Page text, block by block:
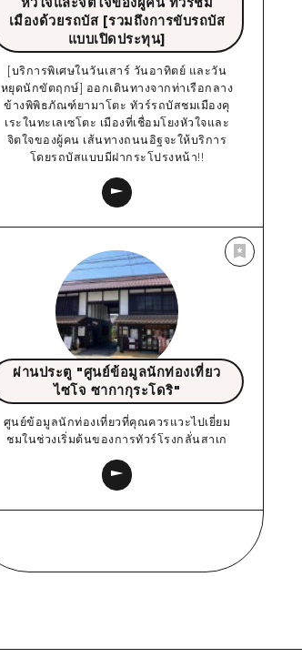
เมืองด้วยรถบัส [รวมถึงการขับรถบัส
แบบเปิดประทุน]
[บริการพิเศษในวันเสาร์ วันอาทิตย์ และวัน
หยุดนักขัตฤกษ์] ออกเดินทางจากท่าเรือกลาง
ข้างพิพิธภัณฑ์ยามาโตะ ทัวร์รถบัสชมเมืองคุ
เระในทะเลเซโตะ เมืองที่เชื่อมโยงหัวใจและ
จิตใจของผู้คน เส้นทางถนนอิฐจะให้บริการ
โดยรถบัสแบบมีฝากระโปรงหน้า!!
ผ่านประตู "ศูนย์ข้อมูลนักท่องเที่ยว
ไซโจ ซากากุระโดริ"
ศูนย์ข้อมูลนักท่องเที่ยวที่คุณควรแวะไปเยี่ยม
ชมในช่วงเริ่มต้นของการทัวร์โรงกลั่นสาเก